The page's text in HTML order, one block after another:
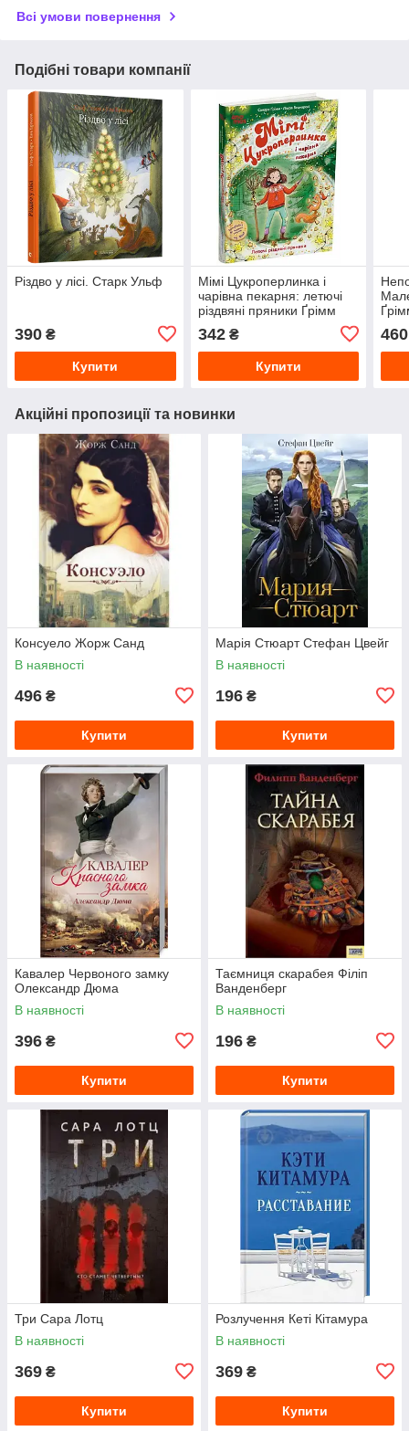
Всі умови повернення
Подібні товари компанії
Різдво у лісі. Старк Ульф
390 ₴
Купити
Мімі Цукроперлинка і
чарівна пекарня: летючі
різдвяні пряники Ґрімм
342₴
Купити
460
Акційні пропозиції та новинки
Консуело Жорж Санд
В наявності
496 ₴
Купити
Марія Стюарт Стефан Цвейг
В наявності
196 ₴
Купити
Кавалер Червоного замку
Олександр Дюма
В наявності
396 ₴
Купити
Таємниця скарабея Філіп
Ванденберг
В наявності
196 ₴
Купити
Три Сара Лотц
В наявності
369 ₴
Купити
Розлучення Кеті Кітамура
В наявності
369 ₴
Купити